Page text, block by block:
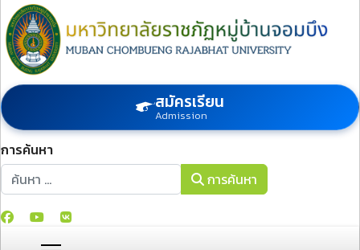
สมัครเรียน
Admission
การค้นหา
การค้นหา
การค้นหา